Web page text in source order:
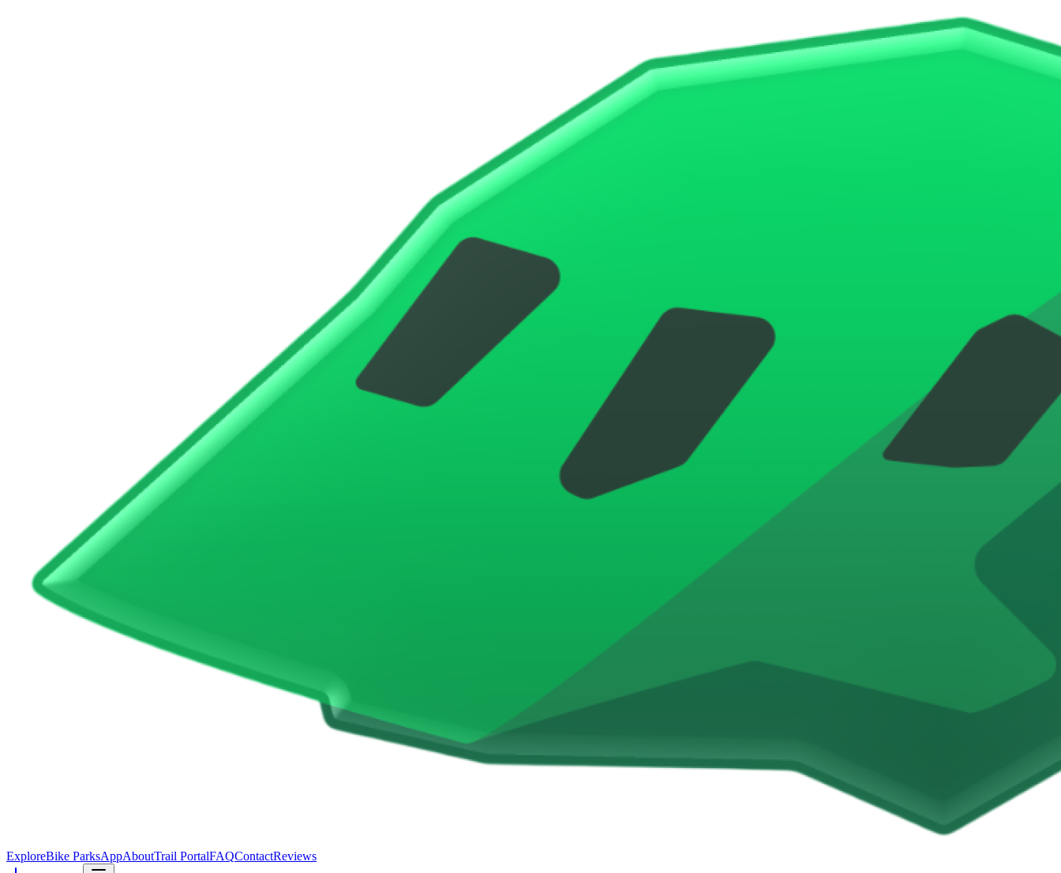
ExploreBike ParksAppAboutTrail PortalFAQContactReviews